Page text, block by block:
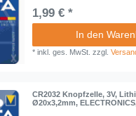
1,99 € *
In den
*inkl. ges. MwSt. zzgl.
CR2032 Knopfzelle, 3V,
Ø20x3,2mm,